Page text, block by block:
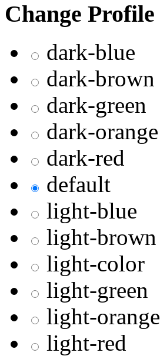
Change Profile
dark-blue
dark-brown
dark-green
dark-orange
dark-red
default
light-blue
light-brown
light-color
light-green
light-orange
light-red